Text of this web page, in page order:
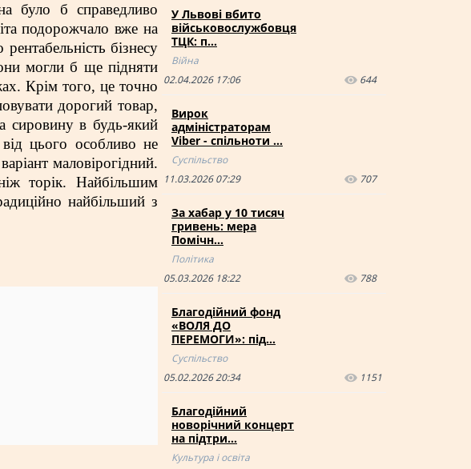
було б справедливо
подорожчало вже на
бізнесу
могли б ще підняти
Крім того, це точно
дорогий товар,
сировину в будь-який
цього особливо не
маловірогідний.
торік. Найбільшим
найбільший з
У Львові вбито
військовослужбовця
ТЦК: п…
Війна
02.04.2026 17:06
644
Вирок
адміністраторам
Viber - спільноти …
Суспільство
11.03.2026 07:29
707
За хабар у 10 тисяч
гривень: мера
Помічн…
Політика
05.03.2026 18:22
788
Благодійний фонд
«ВОЛЯ ДО
ПЕРЕМОГИ»: під…
Суспільство
05.02.2026 20:34
1151
Благодійний
новорічний концерт
на підтри…
Культура і освіта